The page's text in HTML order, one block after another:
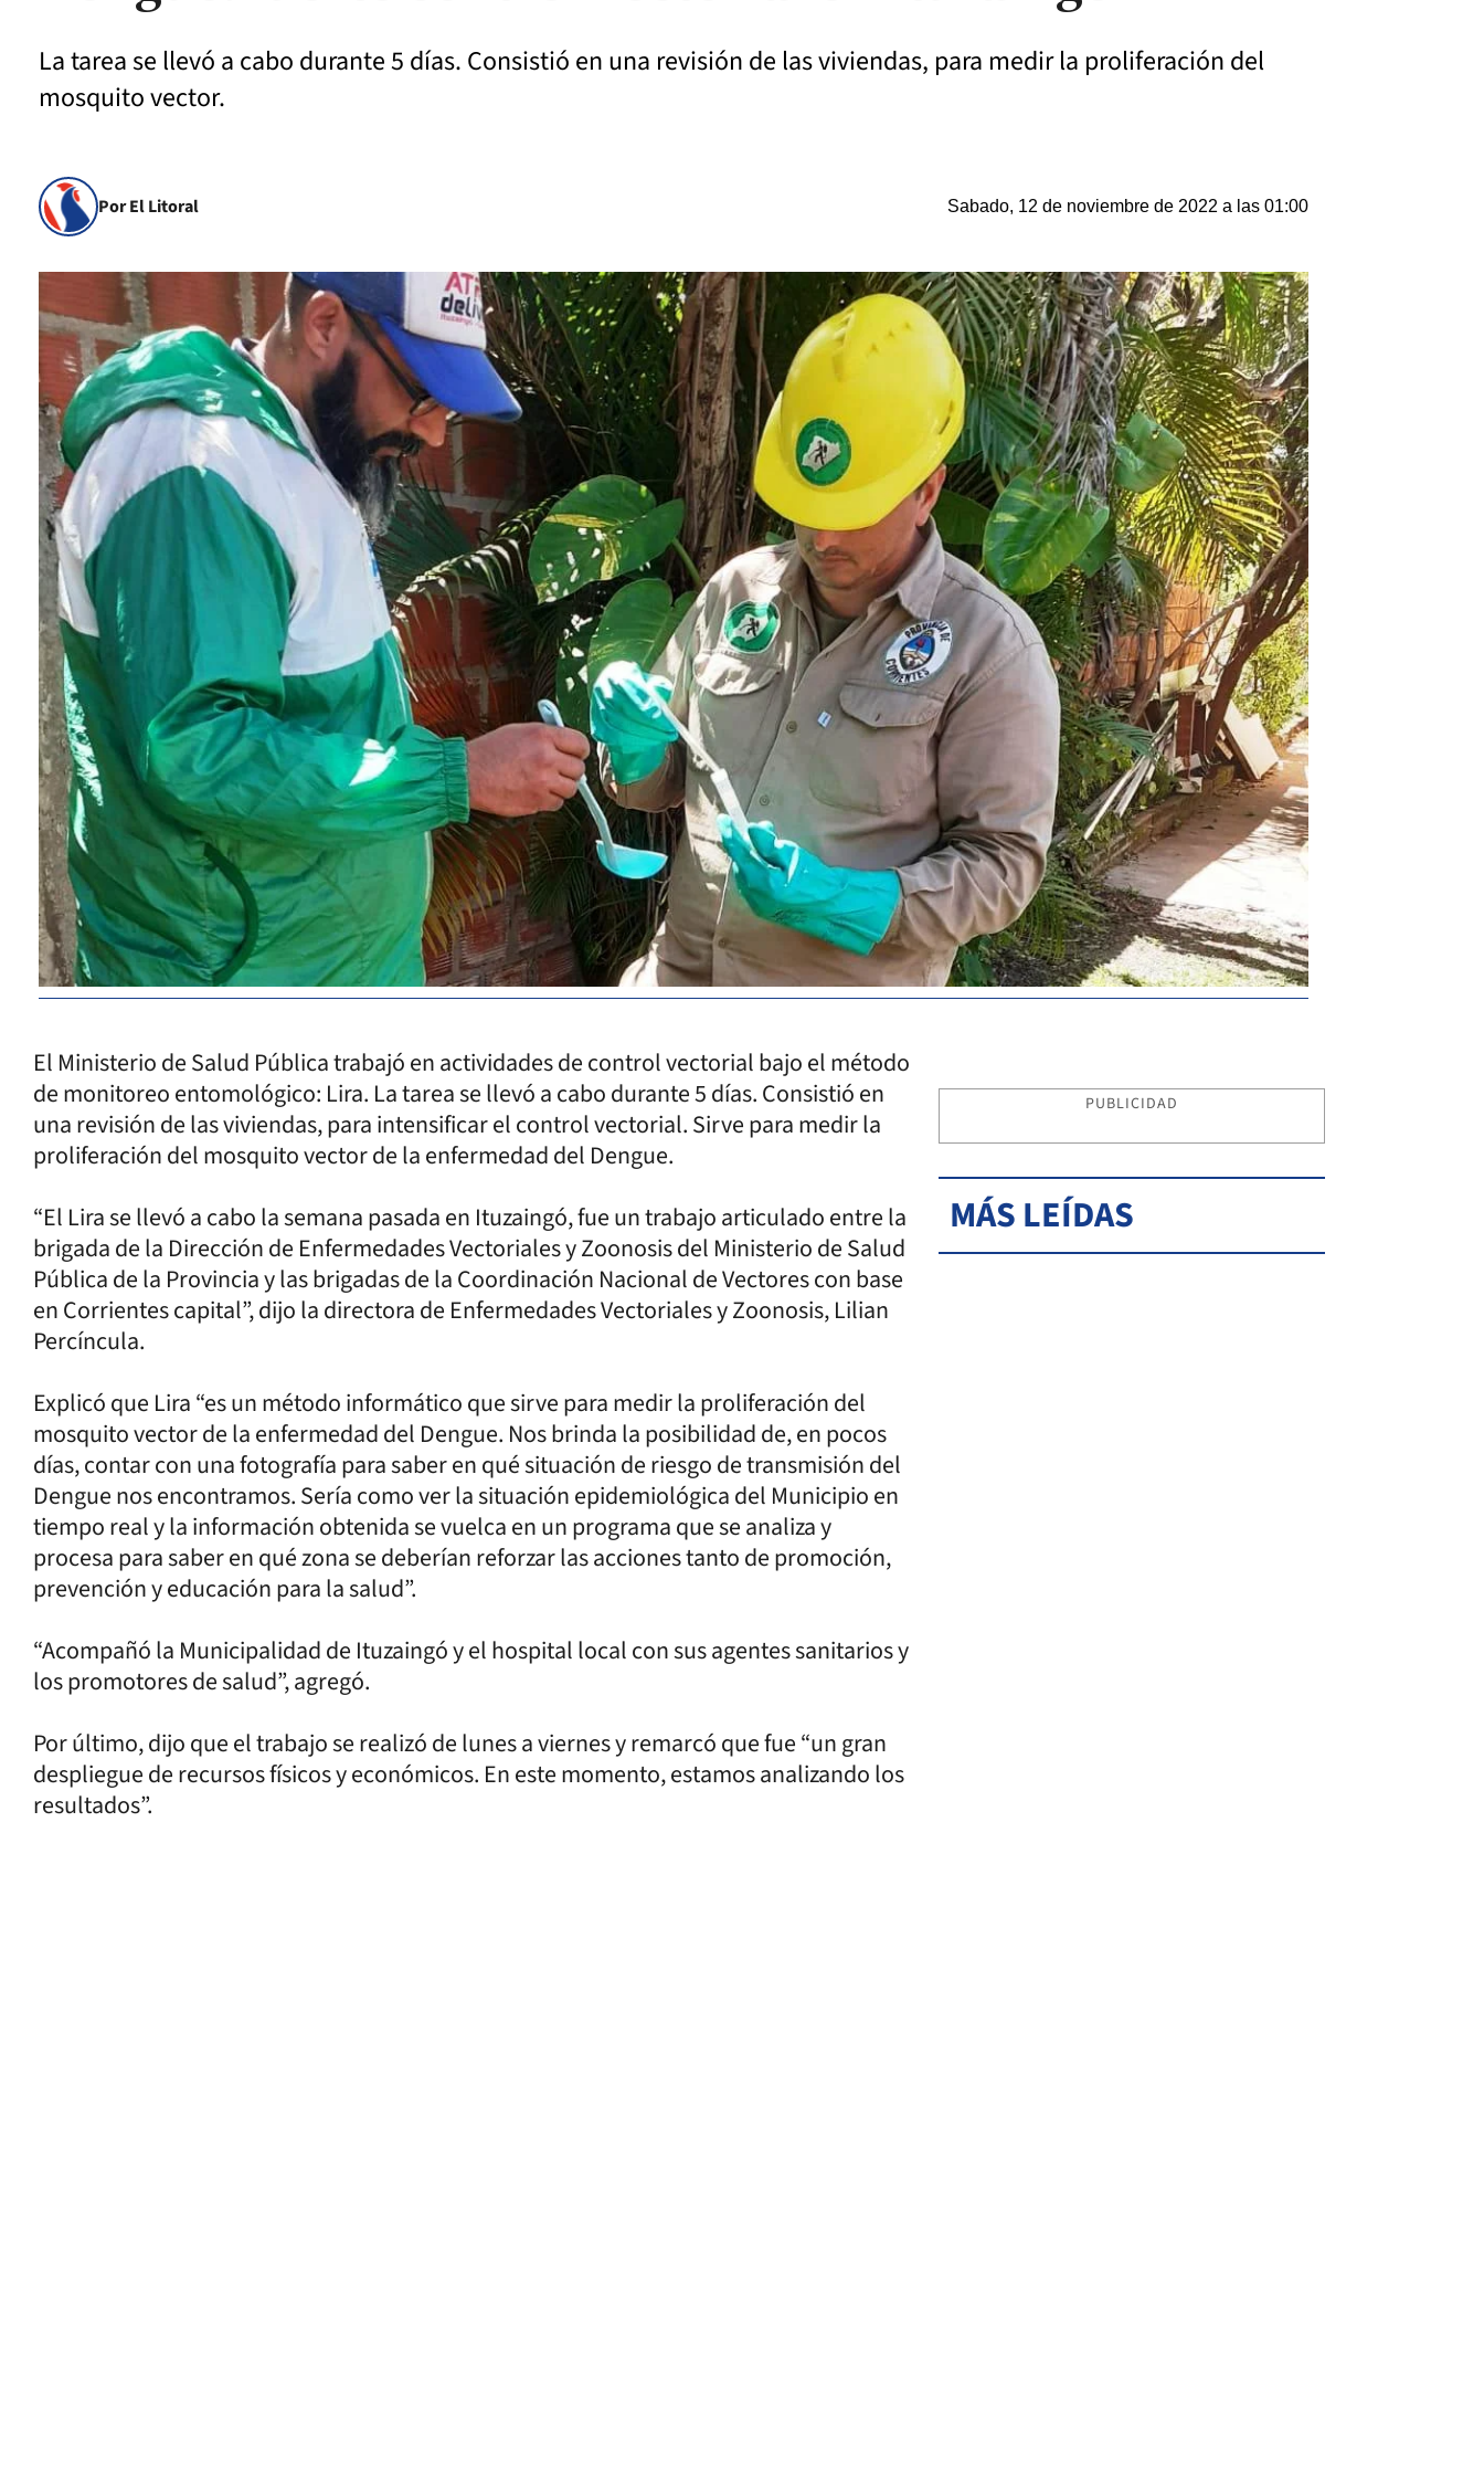
La tarea se llevó a cabo durante 5 días. Consistió en una revisión de las viviendas, para medir la proliferación del
mosquito vector.
Por El Litoral Sabado, 12 de noviembre de 2022 a las 01:00
El Ministerio de Salud Pública trabajó en actividades de control vectorial bajo el método
de monitoreo entomológico: Lira. La tarea se llevó a cabo durante 5 días. Consistió en
una revisión de las viviendas, para intensificar el control vectorial. Sirve para medir la
proliferación del mosquito vector de la enfermedad del Dengue.
“El Lira se llevó a cabo la semana pasada en Ituzaingó, fue un trabajo articulado entre la
brigada de la Dirección de Enfermedades Vectoriales y Zoonosis del Ministerio de Salud
Pública de la Provincia y las brigadas de la Coordinación Nacional de Vectores con base
en Corrientes capital”, dijo la directora de Enfermedades Vectoriales y Zoonosis, Lilian
Percíncula.
Explicó que Lira “es un método informático que sirve para medir la proliferación del
mosquito vector de la enfermedad del Dengue. Nos brinda la posibilidad de, en pocos
días, contar con una fotografía para saber en qué situación de riesgo de transmisión del
Dengue nos encontramos. Sería como ver la situación epidemiológica del Municipio en
tiempo real y la información obtenida se vuelca en un programa que se analiza y
procesa para saber en qué zona se deberían reforzar las acciones tanto de promoción,
prevención y educación para la salud”.
“Acompañó la Municipalidad de Ituzaingó y el hospital local con sus agentes sanitarios y
los promotores de salud”, agregó.
Por último, dijo que el trabajo se realizó de lunes a viernes y remarcó que fue “un gran
despliegue de recursos físicos y económicos. En este momento, estamos analizando los
resultados”.
PUBLICIDAD
MÁS LEÍDAS